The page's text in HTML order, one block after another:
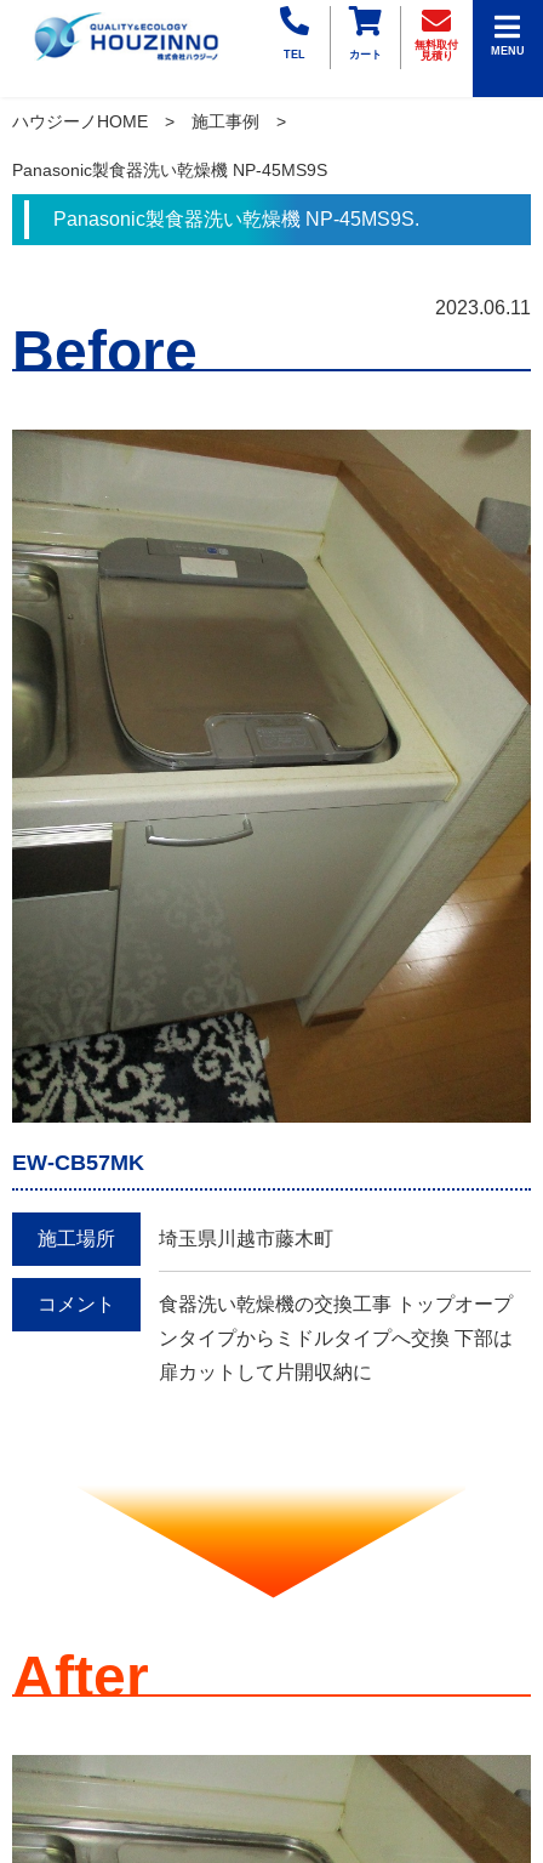
TEL カート
無料取付
見積り
MENU
ハウジーノHOME 施工事例
Panasonic製食器洗い乾燥機 NP-45MS9S
Panasonic製食器洗い乾燥機 NP-45MS9S.
2023.06.11
Before
EW-CB57MK
施工場所 埼玉県川越市藤木町
コメント
食器洗い乾燥機の交換工事 トップオープ
ンタイプからミドルタイプへ交換 下部は
扉カットして片開収納に
After